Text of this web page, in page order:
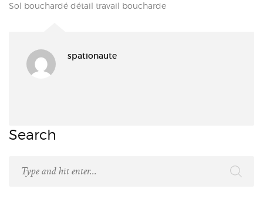
Sol bouchardé détail travail boucharde
spationaute
Search